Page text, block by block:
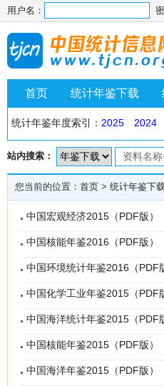
用户名：
首页 统计年鉴下载
统计年鉴年度索引： 2025 2024
站内搜索：
您当前的位置： 首页 > 统计年鉴下
中国宏观经济2015（PDF版）
中国核能年鉴2016（PDF版）
中国环境统计年鉴2016（PDF
中国化学工业年鉴2015（PDF
中国海洋统计年鉴2015（PDF
中国核能年鉴2015（PDF版）
中国海洋年鉴2015（PDF版）